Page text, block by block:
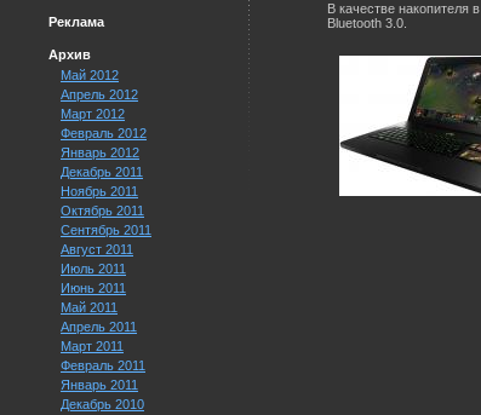
Реклама
Архив
Май 2012
Апрель 2012
Март 2012
Февраль 2012
Январь 2012
Декабрь 2011
Ноябрь 2011
Октябрь 2011
Сентябрь 2011
Август 2011
Июль 2011
Июнь 2011
Май 2011
Апрель 2011
Март 2011
Февраль 2011
Январь 2011
Декабрь 2010
В качестве накопителя
Bluetooth 3.0.